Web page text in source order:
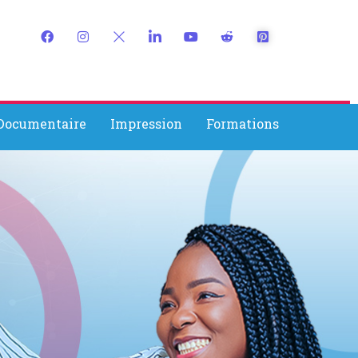
Impression Formations